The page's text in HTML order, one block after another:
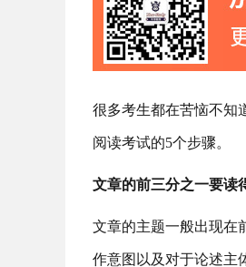
很多考生都在苦恼不知
阅读考试的5个步骤。
文章的前三分之一要读
文章的主题一般出现在
作意图以及对于论述主